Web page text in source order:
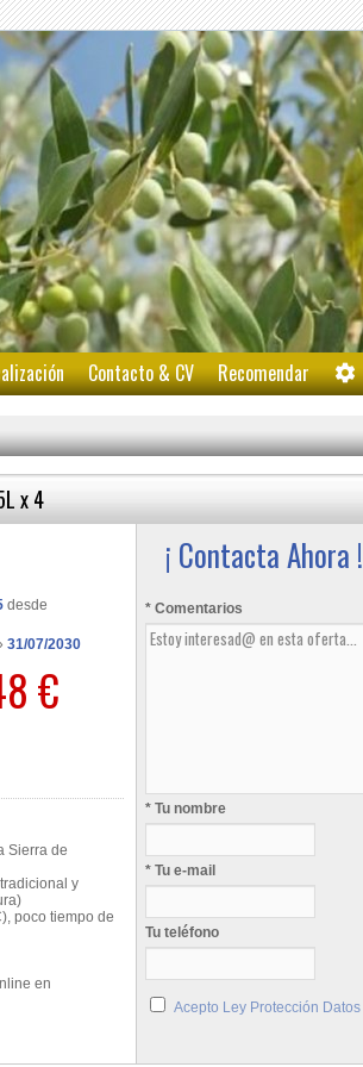
Contacto & CV Recomendar
x 4
desde
31/07/2030
€
Sierra de
y
poco tiempo de
en
¡ Contacta Ahora !
* Comentarios
* Tu nombre
* Tu e-mail
Tu teléfono
Acepto Ley Protección Datos